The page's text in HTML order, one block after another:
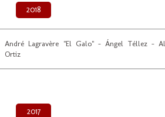
2018
André Lagravère "El Galo" - Ángel Téllez -
Ortiz
2017